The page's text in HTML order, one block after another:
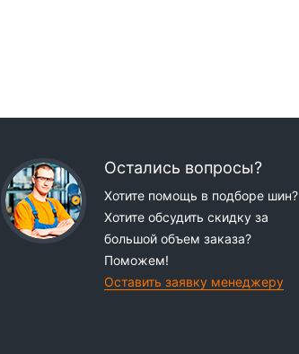
Остались вопросы?
Хотите помощь в подборе шин?
Хотите обсудить скидку за
большой объем заказа?
Поможем!
Оставить заявку менеджеру